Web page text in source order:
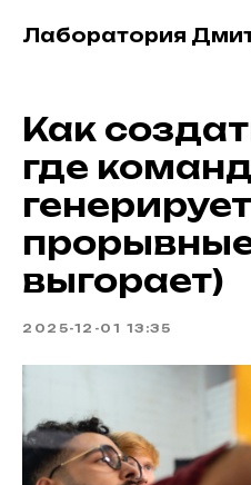
Лаборатория
Как
где
генерирует
выгорает)
2025-12-01 13:35